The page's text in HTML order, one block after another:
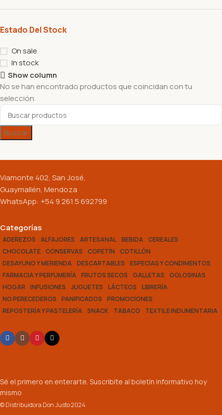
Estado Del Stock
On sale
In stock
Show column
No se han encontrado productos que coincidan con tu
selección.
Buscar
Viamonte 402, San José,
Guaymallén, Mendoza
WhatsApp: +54 9 261 5 692799
Categorías
ADEREZOS ALFAJORES ARTESANAL BEBIDA CEREALES
CHOCOLATE CONSERVAS COPETÍN
COTILLÓN
DESAYUNO Y MERIENDA DESCARTABLES
ESPECIAS Y CONDIMENTOS
FARMACIA Y PERFUMERÍA FRUTOS SECOS GALLETAS
GOLOSINAS
HOGAR
INFUSIONES JUGUETES LÁCTEOS
LIBRERÍA
NO PERECEDEROS
PANIFICADOS
PROMOCIONES
REPOSTERÍA Y PASTELERÍA SNACK TABACO TEXTIL E INDUMENTARIA
Sé el primero en enterarte. Suscribite al boletín informativo hoy
mismo
© Distribuidora Don Justo 2024